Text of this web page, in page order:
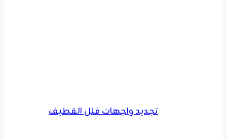
تجديد واجهات فلل القطيف